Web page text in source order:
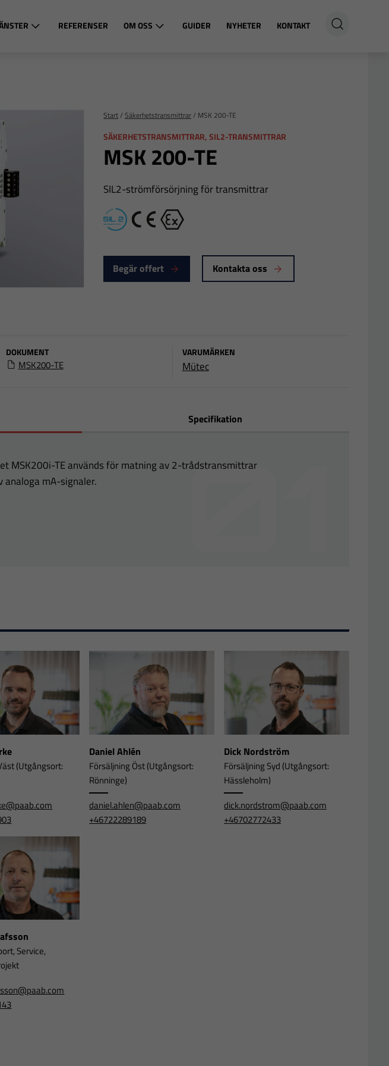
REFERENSER OM OSS GUIDER NYHETER KONTAKT
Start/Säkerhetstransmittrar/ MSK 200-TE
SÄKERHETSTRANSMITTRAR, SIL2-TRANSMITTRAR
MSK 200-TE
SIL2-strömförsörjning för transmittrar
SIL2 CE Ex
Begär offert Kontakta oss
DOKUMENT
MSK200-TE
VARUMÄRKEN
Mütec
Specifikation
MSK200i-TE används för matning av 2-trådstransmittrar
analoga mA-signaler.
(Utgångsort:
Daniel Ahlén
Försäljning Öst (Utgångsort:
Rönninge)
daniel.ahlen@paab.com
+46722289189
Dick Nordström
Försäljning Syd (Utgångsort:
Hässleholm)
dick.nordstrom@paab.com
+46702772433
Service,